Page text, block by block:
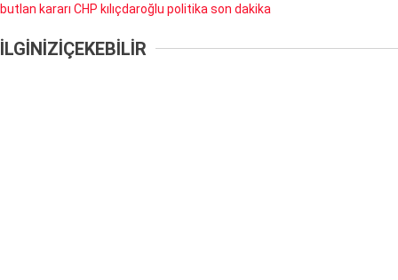
butlan kararı CHP kılıçdaroğlu politika son dakika
İLGİNİZİÇEKEBİLİR